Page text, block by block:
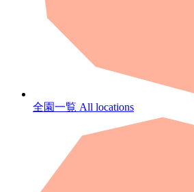
全園一覧 All locations